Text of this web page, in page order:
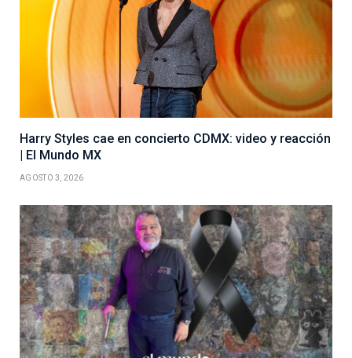
Harry Styles cae en concierto CDMX: video y reacción
| El Mundo MX
AGOSTO 3, 2026